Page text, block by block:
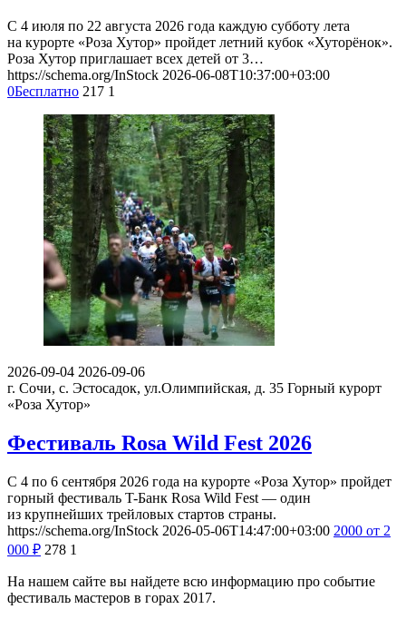
С 4 июля по 22 августа 2026 года каждую субботу лета
на курорте «Роза Хутор» пройдет летний кубок «Хуторёнок».
Роза Хутор приглашает всех детей от 3…
https://schema.org/InStock 2026-06-08T10:37:00+03:00
0Бесплатно 217 1
2026-09-04 2026-09-06
г. Сочи, с. Эстосадок, ул.Олимпийская, д. 35 Горный курорт
«Роза Хутор»
Фестиваль Rosa Wild Fest 2026
С 4 по 6 сентября 2026 года на курорте «Роза Хутор» пройдет
горный фестиваль T-Банк Rosa Wild Fest — один
из крупнейших трейловых стартов страны.
https://schema.org/InStock 2026-05-06T14:47:00+03:00 2000 от 2
000 ₽ 278 1
На нашем сайте вы найдете всю информацию про событие
фестиваль мастеров в горах 2017.